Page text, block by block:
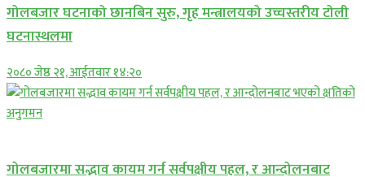
गोलबजार घटनाको छानबिन सुरु, गृह मन्त्रालयको उच्चस्तरीय टोली
घटनास्थलमा
२०८० जेष्ठ २१, आईतवार १४:२०
गोलबजारमा सद्भाव कायम गर्न सर्वपक्षीय पहल, र आन्दोलनबाट